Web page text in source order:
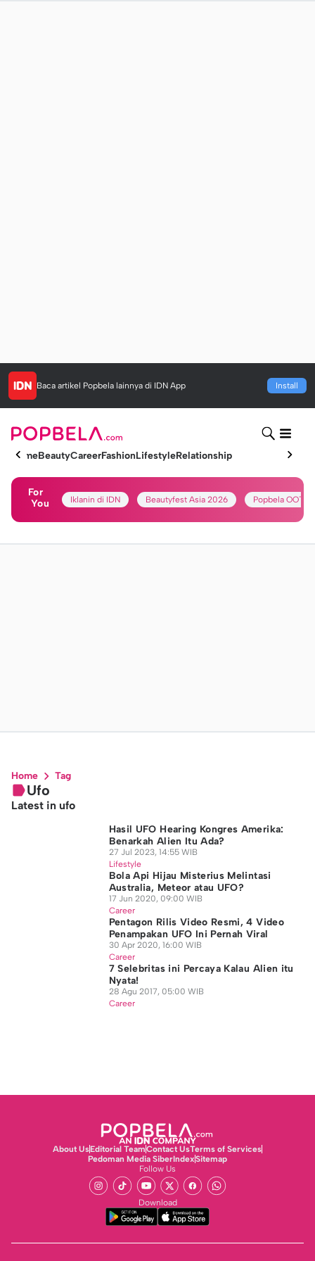
Baca artikel Popbela lainnya di IDN App Install
HomeBeautyCareerFashionLifestyleRelationship
For
You
Iklanin di IDN Beautyfest Asia 2026 Popbela OOTD
Home Tag
Ufo
Latest in ufo
Hasil UFO Hearing Kongres Amerika:
Benarkah Alien Itu Ada?
27 Jul 2023, 14:55 WIB
Lifestyle
Bola Api Hijau Misterius Melintasi
Australia, Meteor atau UFO?
17 Jun 2020, 09:00 WIB
Career
Pentagon Rilis Video Resmi, 4 Video
Penampakan UFO Ini Pernah Viral
30 Apr 2020, 16:00 WIB
Career
7 Selebritas ini Percaya Kalau Alien itu
Nyata!
28 Agu 2017, 05:00 WIB
Career
About UsEditorial TeamContact UsTerms of Services
Pedoman Media SiberIndexSitemap
Follow Us
Download